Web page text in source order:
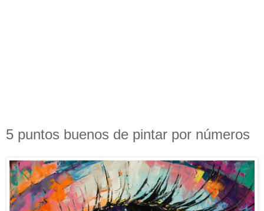
5 puntos buenos de pintar por números